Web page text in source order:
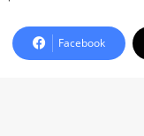
Facebook